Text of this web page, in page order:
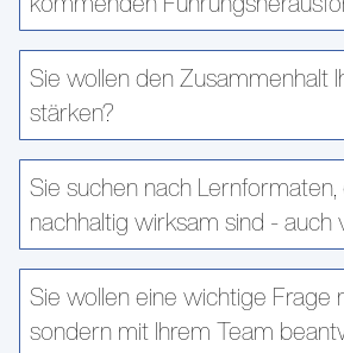
Sie wollen den Zusammenhalt
stärken?
Sie suchen nach Lernformaten,
nachhaltig
Sie wollen eine wichtige Frage
sondern mit Ihrem Team